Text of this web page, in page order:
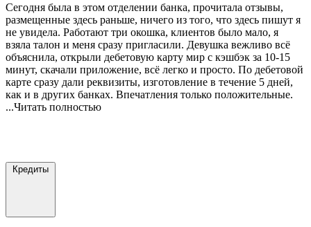
Сегодня была в этом отделении банка, прочитала отзывы,
размещенные здесь раньше, ничего из того, что здесь пишут я
не увидела. Работают три окошка, клиентов было мало, я
взяла талон и меня сразу пригласили. Девушка вежливо всё
объяснила, открыли дебетовую карту мир с кэшбэк за 10-15
минут, скачали приложение, всё легко и просто. По дебетовой
карте сразу дали реквизиты, изготовление в течение 5 дней,
как и в других банках. Впечатления только положительные.
...Читать полностью
Кредиты